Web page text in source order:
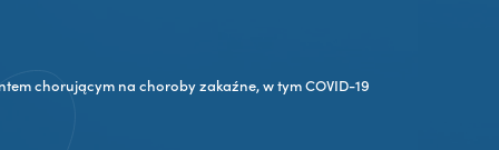
chorującym na choroby zakaźne, w tym COVID-19